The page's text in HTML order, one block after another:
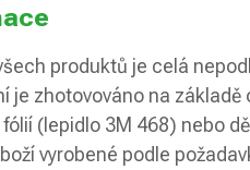
produktů je celá
je zhotovováno na základě
(lepidlo 3M 468) nebo
vyrobené podle